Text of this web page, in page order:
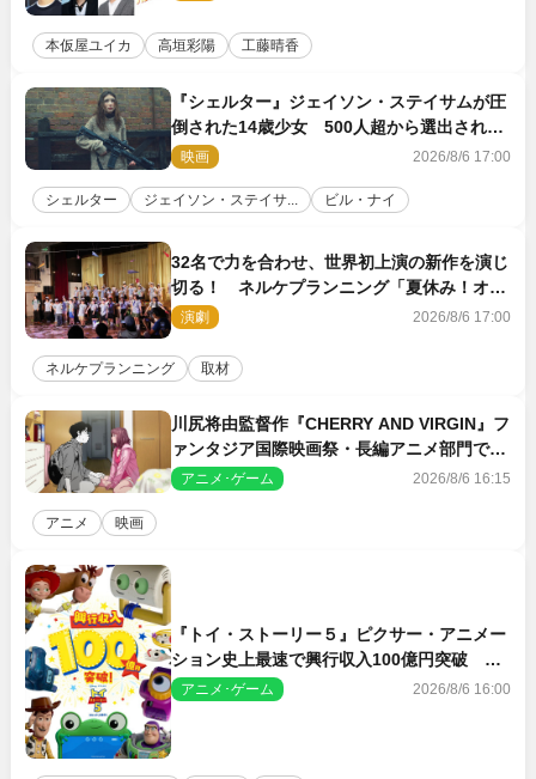
本仮屋ユイカ 高垣彩陽 工藤晴香
『シェルター』ジェイソン・ステイサムが圧
倒された14歳少女 500人超から選出された
新鋭ボディ・レイ・ブレスナックとは
映画 2026/8/6 17:00
シェルター ジェイソン・ステイサ... ビル・ナイ
32名で力を合わせ、世界初上演の新作を演じ
切る！ ネルケプランニング「夏休み！オ
ン・ワークショップ2026」レポート【最終
日】
演劇 2026/8/6 17:00
ネルケプランニング 取材
川尻将由監督作『CHERRY AND VIRGIN』フ
ァンタジア国際映画祭・長編アニメ部門で観
客賞・金賞受賞！
アニメ･ゲーム 2026/8/6 16:15
アニメ 映画
『トイ・ストーリー５』ピクサー・アニメー
ション史上最速で興行収入100億円突破 シ
リーズNo.1興収が目前
アニメ･ゲーム 2026/8/6 16:00